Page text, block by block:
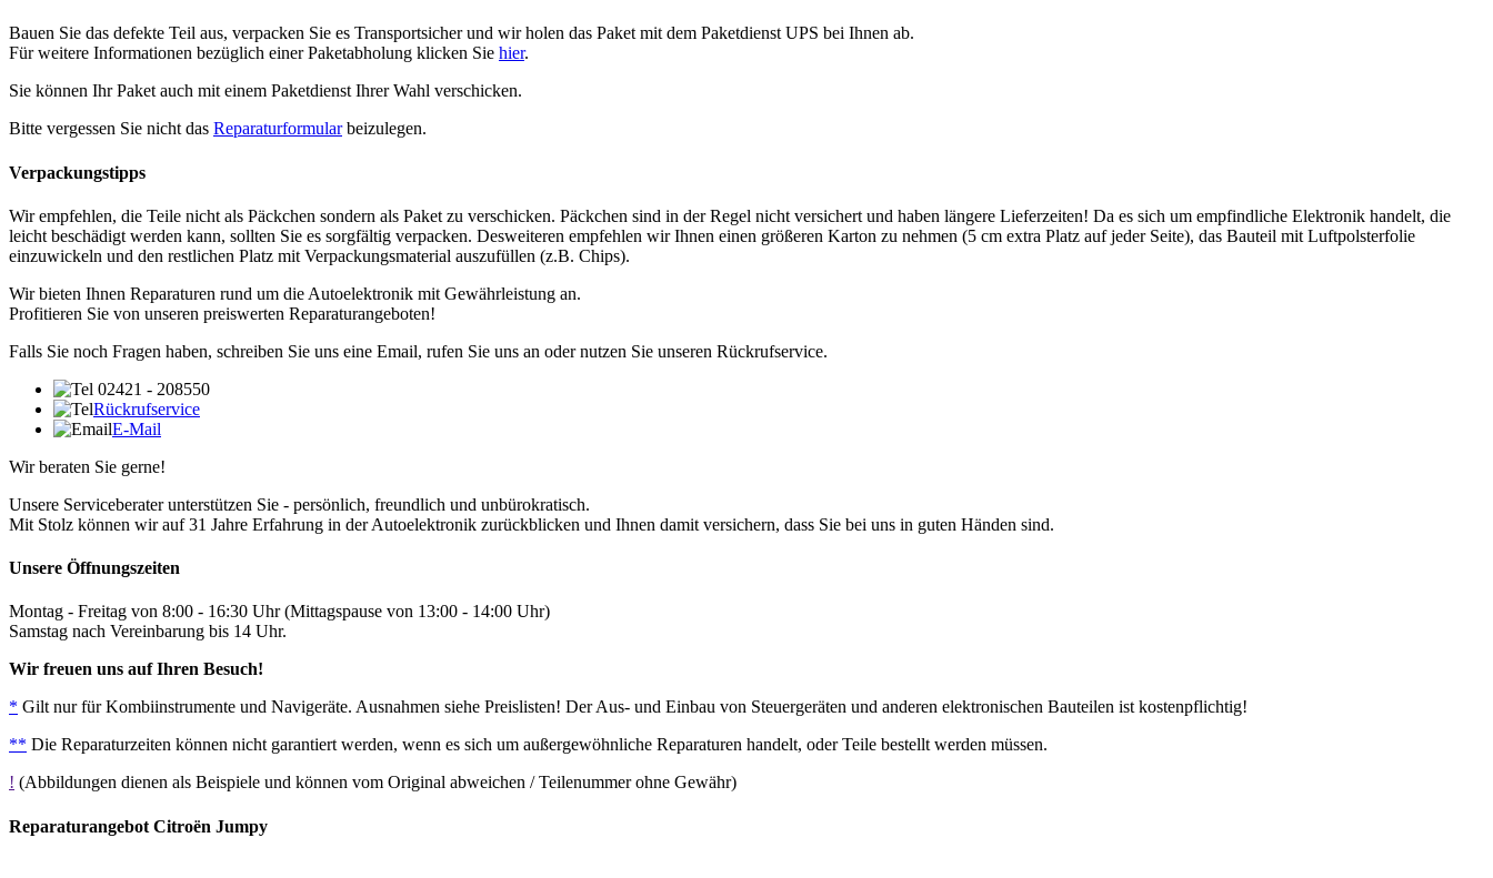
Bauen Sie das defekte Teil aus, verpacken Sie es Transportsicher und wir holen das Paket mit dem Paketdienst UPS bei Ihnen ab.
Für weitere Informationen bezüglich einer Paketabholung klicken Sie hier.
Sie können Ihr Paket auch mit einem Paketdienst Ihrer Wahl verschicken.
Bitte vergessen Sie nicht das Reparaturformularbeizulegen.
Verpackungstipps
Wir empfehlen, die Teile nicht als Päckchen sondern als Paket zu verschicken. Päckchen sind in der Regel nicht versichert und haben längere Lieferzeiten! Da es sich um empfindliche Elektronik handelt, die
leicht beschädigt werden kann, sollten Sie es sorgfältig verpacken. Desweiteren empfehlen wir Ihnen einen größeren Karton zu nehmen (5 cm extra Platz auf jeder Seite), das Bauteil mit Luftpolsterfolie
einzuwickeln und den restlichen Platz mit Verpackungsmaterial auszufüllen (z.B. Chips).
Wir bieten Ihnen Reparaturen rund um die Autoelektronik mit Gewährleistung an.
Profitieren Sie von unseren preiswerten Reparaturangeboten!
Falls Sie noch Fragen haben, schreiben Sie uns eine Email, rufen Sie uns an oder nutzen Sie unseren Rückrufservice.
02421 - 208550
Rückrufservice
E-Mail
Wir beraten Sie gerne!
Unsere Serviceberater unterstützen Sie - persönlich, freundlich und unbürokratisch.
Mit Stolz können wir auf 31 Jahre Erfahrung in der Autoelektronik zurückblicken und Ihnen damit versichern, dass Sie bei uns in guten Händen sind.
Unsere Öffnungszeiten
Montag - Freitag von 8:00 - 16:30 Uhr (Mittagspause von 13:00 - 14:00 Uhr)
Samstag nach Vereinbarung bis 14 Uhr.
Wir freuen uns auf Ihren Besuch!
* Gilt nur für Kombiinstrumente und Navigeräte. Ausnahmen siehe Preislisten! Der Aus- und Einbau von Steuergeräten und anderen elektronischen Bauteilen ist kostenpflichtig!
** Die Reparaturzeiten können nicht garantiert werden, wenn es sich um außergewöhnliche Reparaturen handelt, oder Teile bestellt werden müssen.
! (Abbildungen dienen als Beispiele und können vom Original abweichen / Teilenummer ohne Gewähr)
Reparaturangebot Citroën Jumpy